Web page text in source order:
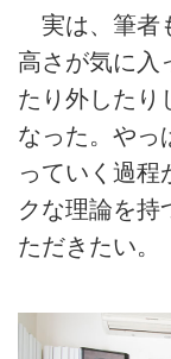
実は、筆者
高さが気に入
たり外したり
なった。やっ
っていく過程
クな理論を持
ただきたい。